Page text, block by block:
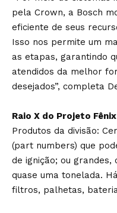
pela Crown, a Bosch
eficiente de seus
Isso nos permite um
as etapas, garantindo
atendidos da melhor
desejados”, completa
Raio X do Projeto Fênix
Produtos da divisão:
(part numbers) que
de ignição; ou grandes,
quase uma tonelada.
filtros, palhetas,